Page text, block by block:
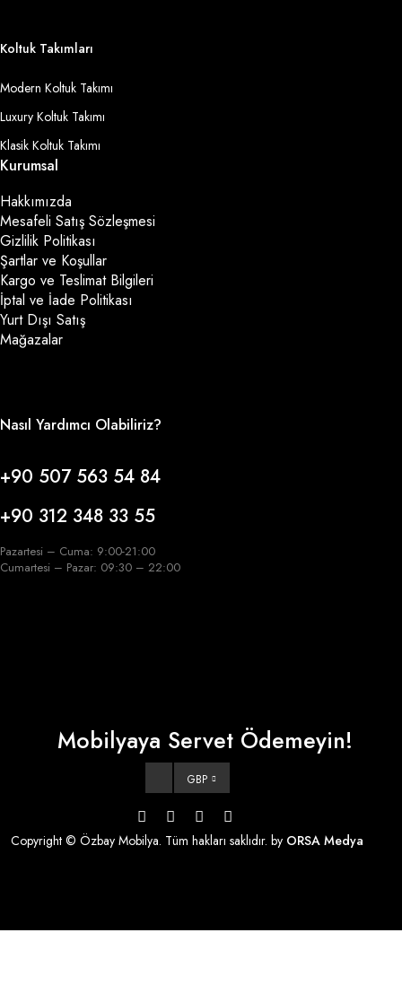
Koltuk Takımları
Modern Koltuk Takımı
Luxury Koltuk Takımı
Klasik Koltuk Takımı
Kurumsal
Hakkımızda
Mesafeli Satış Sözleşmesi
Gizlilik Politikası
Şartlar ve Koşullar
Kargo ve Teslimat Bilgileri
İptal ve İade Politikası
Yurt Dışı Satış
Mağazalar
Nasıl Yardımcı Olabiliriz?
+90 507 563 54 84
+90 312 348 33 55
Pazartesi – Cuma: 9:00-21:00
Cumartesi – Pazar: 09:30 – 22:00
Mobilyaya Servet Ödemeyin!
GBP
Copyright © Özbay Mobilya. Tüm hakları saklıdır. by ORSA Medya